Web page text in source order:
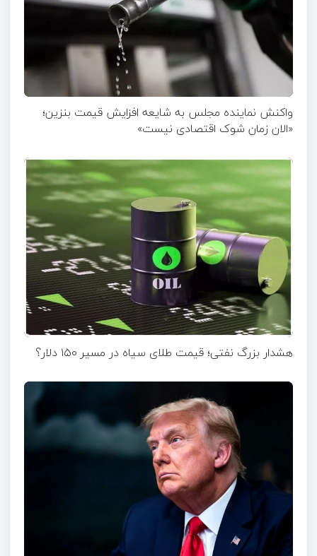
واکنش نماینده مجلس به شایعه افزایش قیمت بنزین؛
«الان زمان شوک اقتصادی نیست»
هشدار بزرگ نفتی؛ قیمت طلای سیاه در مسیر ۱۵۰ دلار؟